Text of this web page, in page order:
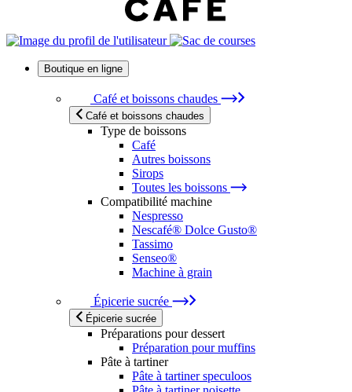
Boutique en ligne
Café et boissons chaudes
Café et boissons chaudes
Type de boissons
Café
Autres boissons
Sirops
Toutes les boissons
Compatibilité machine
Nespresso
Nescafé® Dolce Gusto®
Tassimo
Senseo®
Machine à grain
Épicerie sucrée
Épicerie sucrée
Préparations pour dessert
Préparation pour muffins
Pâte à tartiner
Pâte à tartiner speculoos